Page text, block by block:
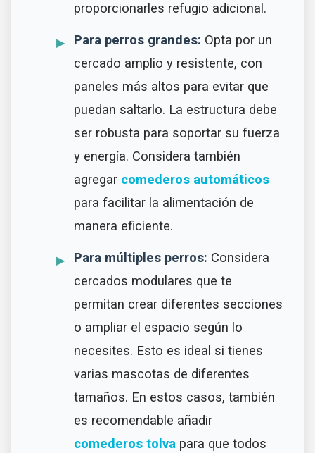
proporcionarles refugio adicional.
Para perros grandes: Opta por un
cercado amplio y resistente, con
paneles más altos para evitar que
puedan saltarlo. La estructura debe
ser robusta para soportar su fuerza
y energía. Considera también
agregar comederos automáticos
para facilitar la alimentación de
manera eficiente.
Para múltiples perros: Considera
cercados modulares que te
permitan crear diferentes secciones
o ampliar el espacio según lo
necesites. Esto es ideal si tienes
varias mascotas de diferentes
tamaños. En estos casos, también
es recomendable añadir
comederos tolva para que todos